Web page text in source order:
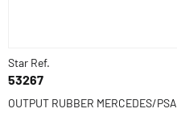
Star Ref.
53267
OUTPUT RUBBER MERCEDES/PSA